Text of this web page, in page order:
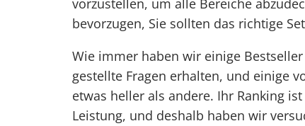
vorzustellen, um alle Bereiche
bevorzugen, Sie sollten das richtige
Wie immer haben wir einige
gestellte Fragen erhalten, und einige
etwas heller als andere. Ihr Ranking
Leistung, und deshalb haben wir